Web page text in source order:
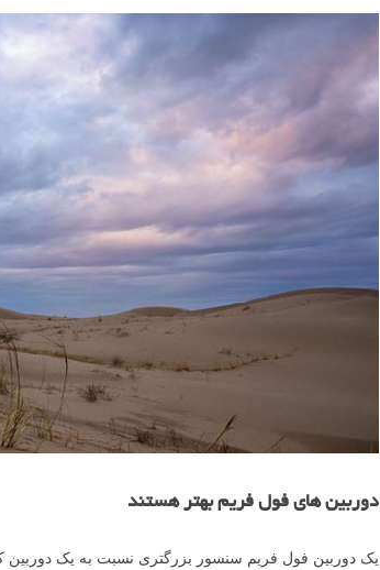
دوربین های فول فریم بهتر هستند
یک دوربین فول فریم سنسور بزرگتری نسبت به یک